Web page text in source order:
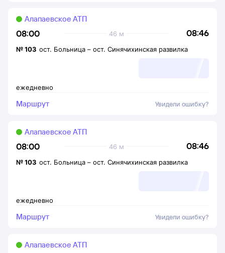
08:00 08:46
46 м
Алапаевское АТП
ежедневно
№103 ост. Больница – ост. Синячихинская развилка
Маршрут Увидели ошибку?
08:00 08:46
46 м
Алапаевское АТП
ежедневно
№103 ост. Больница – ост. Синячихинская развилка
Маршрут Увидели ошибку?
Алапаевское АТП